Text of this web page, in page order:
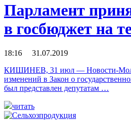
Парламент
в госбюджет на
18:16 31.07.2019
КИШИНЕВ, 31 июл — Новости-
изменений в Закон о
был представлен депутатам …
читать